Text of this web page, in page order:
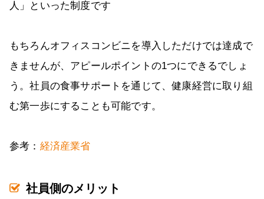
人」といった制度です
もちろんオフィスコンビニを導入しただけでは達成で
きませんが、アピールポイントの1つにできるでしょ
う。社員の食事サポートを通じて、健康経営に取り組
む第一歩にすることも可能です。
参考： 経済産業省
社員側のメリット